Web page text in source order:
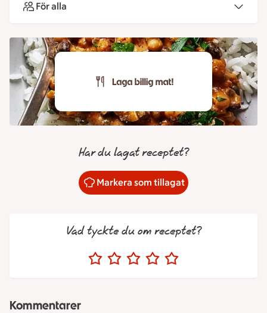
För alla
Har du lagat receptet?
Markera som tillagat
Vad tyckte du om receptet?
Kommentarer